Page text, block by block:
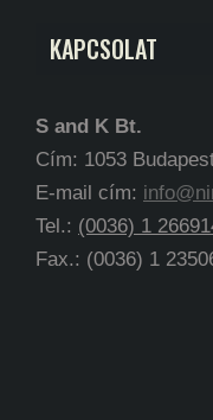
KAPCSOLAT
S and K Bt.
Cím: 1053
E-mail cím:
Tel.: (0036) 1
Fax.: (0036) 1